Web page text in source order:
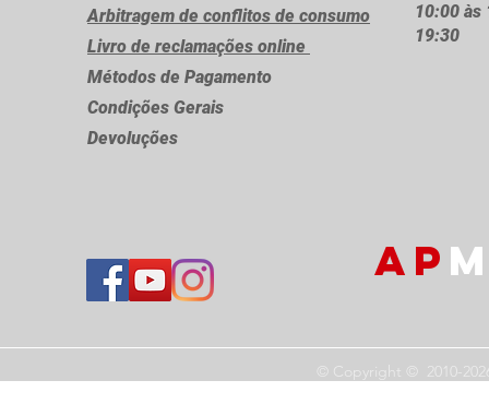
Arbitragem de conflitos de consumo
Livro de reclamações online
Métodos de Pagamento
Condições Gerais
Devoluções
10:00 às
19:30
AP
© Copyright © 2010-